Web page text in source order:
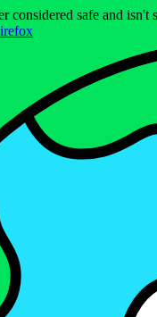
considered safe and